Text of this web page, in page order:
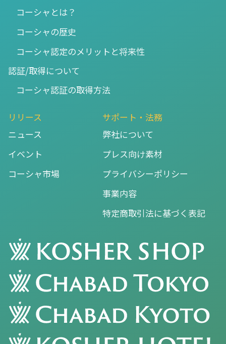
コーシャとは？
コーシャの歴史
コーシャ認定のメリットと将来性
認証/取得について
コーシャ認証の取得方法
リリース
ニュース
イベント
コーシャ市場
サポート・法務
弊社について
プレス向け素材
プライバシーポリシー
事業内容
特定商取引法に基づく表記